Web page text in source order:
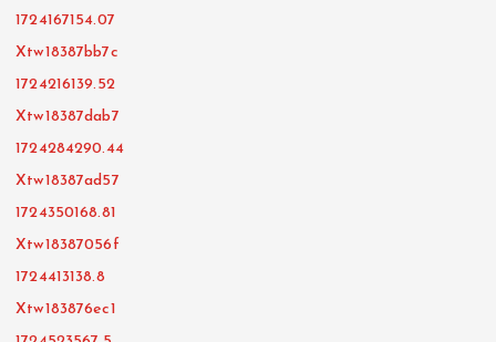
1724167154.07
Xtw18387bb7c
1724216139.52
Xtw18387dab7
1724284290.44
Xtw18387ad57
1724350168.81
Xtw18387056f
1724413138.8
Xtw183876ec1